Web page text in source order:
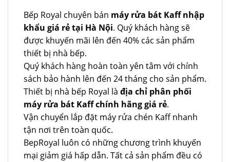
Bếp Royal chuyên bán máy rửa bát Kaff nhập
khẩu giá rẻ tại Hà Nội. Quý khách hàng sẽ
được khuyến mãi lên đến 40% các sản phẩm
thiết bị nhà bếp.
Quý khách hàng hoàn toàn yên tâm với chính
sách bảo hành lên đến 24 tháng cho sản phẩm.
Thiết bị nhà bếp Royal là địa chỉ phân phối
máy rửa bát Kaff chính hãng giá rẻ.
Vận chuyển lắp đặt máy rửa chén Kaff nhanh
tận nơi trên toàn quốc.
BepRoyal luôn có những chương trình khuyến
mại giảm giá hấp dẫn. Tất cả sản phẩm đều có